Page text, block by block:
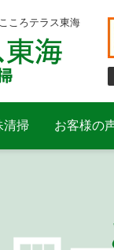
ころテラス東海
清掃 お客様の